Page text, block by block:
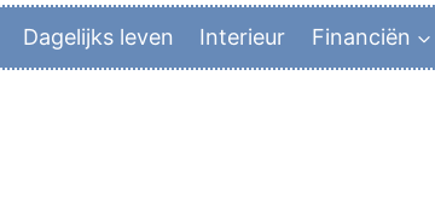
Dagelijks leven Interieur Financiën